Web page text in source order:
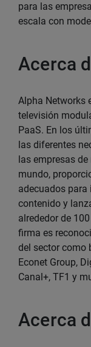
para las
escala con
Acerca
Alpha Networks
televisión
PaaS. En los
las diferentes
las empresas
mundo,
adecuados
contenido y
alrededor de
firma es
del sector como
Econet Group,
Canal+, TF1 y
Acerca